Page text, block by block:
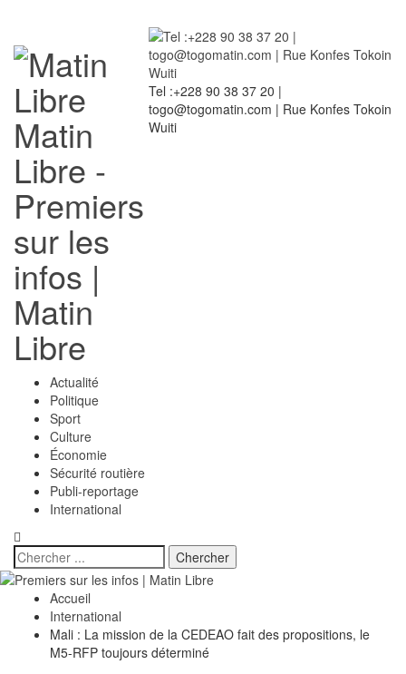
Matin
Libre -
Premiers
sur les
infos |
Matin
Libre
Tel :+228 90 38 37 20 |
togo@togomatin.com | Rue Konfes Tokoin
Wuiti
Actualité
Politique
Sport
Culture
Économie
Sécurité routière
Publi-reportage
International
Accueil
International
Mali : La mission de la CEDEAO fait des propositions, le
M5-RFP toujours déterminé